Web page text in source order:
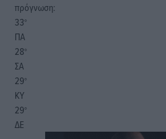
πρόγνωση:
33°
ΠΑ
28°
ΣΑ
29°
ΚΥ
29°
ΔΕ